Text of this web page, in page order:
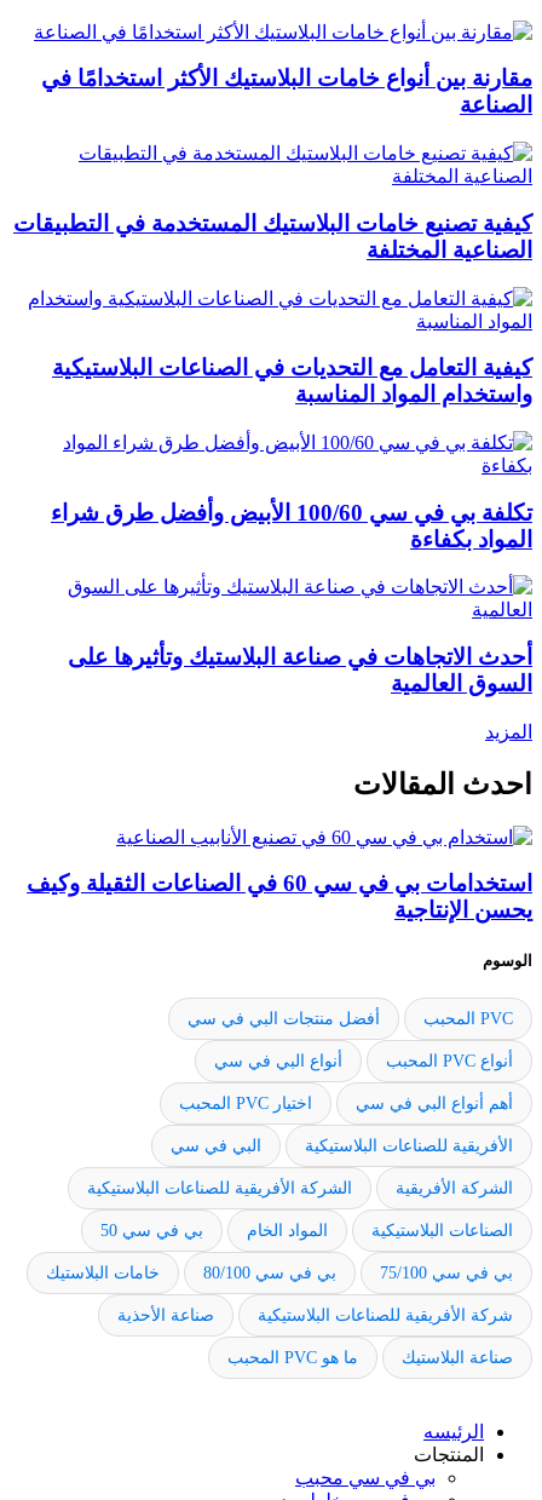
مقارنة بين أنواع خامات البلاستيك الأكثر استخدامًا في
الصناعة
كيفية تصنيع خامات البلاستيك المستخدمة في التطبيقات
الصناعية المختلفة
كيفية التعامل مع التحديات في الصناعات البلاستيكية
واستخدام المواد المناسبة
تكلفة بي في سي 100/60 الأبيض وأفضل طرق شراء
المواد بكفاءة
أحدث الاتجاهات في صناعة البلاستيك وتأثيرها على
السوق العالمية
المزيد
احدث المقالات
استخدامات بي في سي 60 في الصناعات الثقيلة وكيف
يحسن الإنتاجية
الوسوم
PVC المحبب أفضل منتجات البي في سي
أنواع PVC المحبب أنواع البي في سي
أهم أنواع البي في سي اختيار PVC المحبب
الأفريقية للصناعات البلاستيكية البي في سي
الشركة الأفريقية الشركة الأفريقية للصناعات البلاستيكية
الصناعات البلاستيكية المواد الخام بي في سي 50
بي في سي 75/100 بي في سي 80/100 خامات البلاستيك
شركة الأفريقية للصناعات البلاستيكية صناعة الأحذية
صناعة البلاستيك ما هو PVC المحبب
الرئيسه
المنتجات
بي في سي محبب